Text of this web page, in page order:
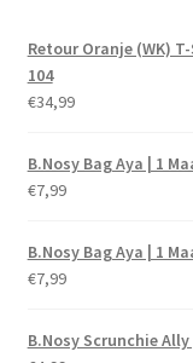
Retour Oranje (WK)
104
€34,99
B.Nosy Bag Aya | 1
€7,99
B.Nosy Bag Aya | 1
€7,99
B.Nosy Scrunchie